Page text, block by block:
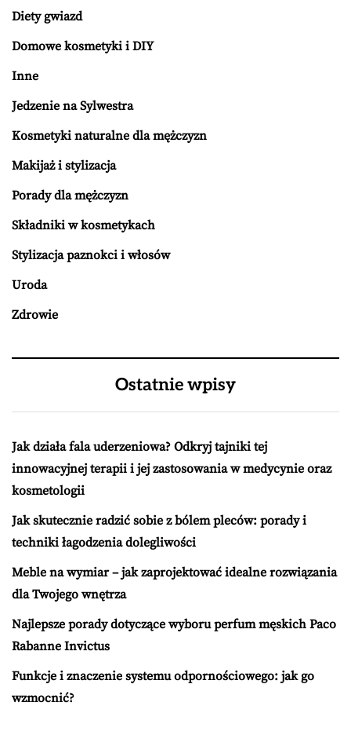
Diety gwiazd
Domowe kosmetyki i DIY
Inne
Jedzenie na Sylwestra
Kosmetyki naturalne dla mężczyzn
Makijaż i stylizacja
Porady dla mężczyzn
Składniki w kosmetykach
Stylizacja paznokci i włosów
Uroda
Zdrowie
Ostatnie wpisy
Jak działa fala uderzeniowa? Odkryj tajniki tej
innowacyjnej terapii i jej zastosowania w medycynie oraz
kosmetologii
Jak skutecznie radzić sobie z bólem pleców: porady i
techniki łagodzenia dolegliwości
Meble na wymiar – jak zaprojektować idealne rozwiązania
dla Twojego wnętrza
Najlepsze porady dotyczące wyboru perfum męskich Paco
Rabanne Invictus
Funkcje i znaczenie systemu odpornościowego: jak go
wzmocnić?